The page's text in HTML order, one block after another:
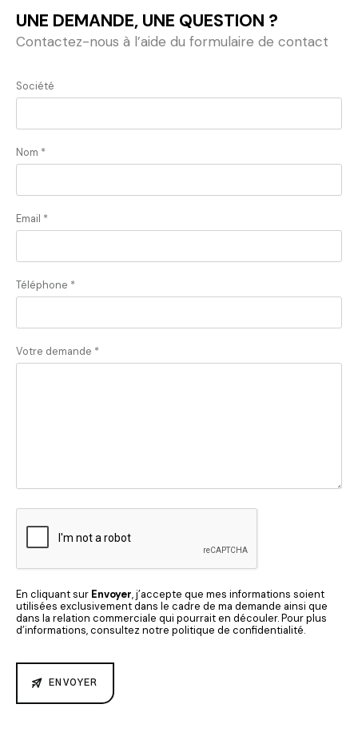
UNE DEMANDE, UNE QUESTION ?
Contactez-nous à l’aide du formulaire de contact
Société
Nom *
Email *
Téléphone *
Votre demande *
En cliquant sur Envoyer, j’accepte que mes informations soient
utilisées exclusivement dans le cadre de ma demande ainsi que
dans la relation commerciale qui pourrait en découler. Pour plus
d’informations, consultez notre politique de confidentialité.
ENVOYER